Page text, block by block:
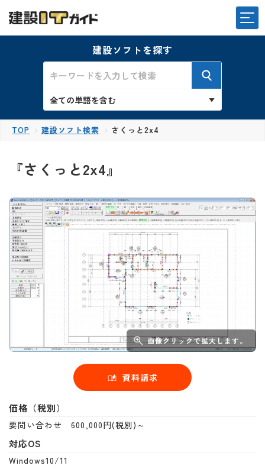
建設ソフトを探す
TOP 建設ソフト検索 さくっと2x4
『さくっと2x4』
画像クリックで拡大します。
資料請求
価格（税別）
要問い合わせ 600,000円(税別)～
対応OS
Windows10/11